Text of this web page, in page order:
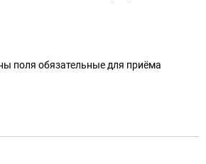
поля обязательные для приёма